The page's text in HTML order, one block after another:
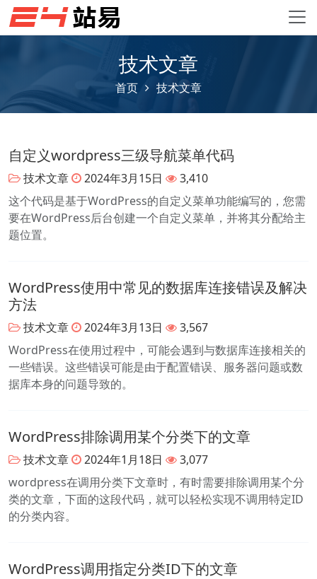
技术文章
首页 技术文章
自定义wordpress三级导航菜单代码
技术文章 2024年3月15日
3,410
这个代码是基于WordPress的自定义菜单功能编写的，您需
要在WordPress后台创建一个自定义菜单，并将其分配给主
题位置。
WordPress使用中常见的数据库连接错误及解决
方法
技术文章 2024年3月13日
3,567
WordPress在使用过程中，可能会遇到与数据库连接相关的
一些错误。这些错误可能是由于配置错误、服务器问题或数
据库本身的问题导致的。
WordPress排除调用某个分类下的文章
技术文章 2024年1月18日
3,077
wordpress在调用分类下文章时，有时需要排除调用某个分
类的文章，下面的这段代码，就可以轻松实现不调用特定ID
的分类内容。
WordPress调用指定分类ID下的文章